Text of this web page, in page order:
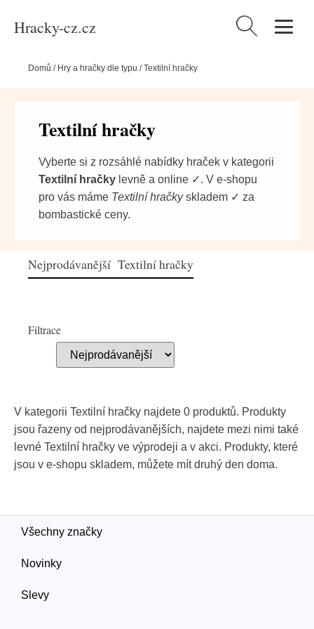
Hracky-cz.cz Vyhledávání
Domů / Hry a hračky dle typu /Textilní hračky
Textilní hračky
Vyberte si z rozsáhlé nabídky hraček v kategorii
Textilní hračky levně a online ✓. V e-shopu
pro vás máme Textilní hračkyskladem ✓ za
bombastické ceny.
Nejprodávanější Textilní hračky
Filtrace
V kategorii Textilní hračky najdete 0 produktů. Produkty
jsou řazeny od nejprodávanějších, najdete mezi nimi také
levné Textilní hračky ve výprodeji a v akci. Produkty, které
jsou v e-shopu skladem, můžete mít druhý den doma.
Všechny značky
Novinky
Slevy